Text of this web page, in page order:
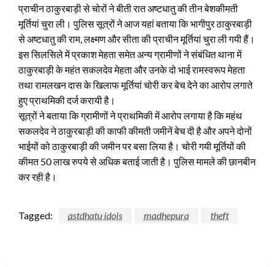
प्राचीन ठाकुरबाड़ी से चोरों ने बीती रात अष्टधातु की तीन बेशकीमती
मूर्तियां चुरा ली। पुलिस सूत्रों ने आज यहां बताया कि भागीपुर ठाकुरबाड़ी
से अष्टधातु की राम, लक्ष्मण और सीता की प्राचीन मूर्तियां चुरा ली गयी हैं।
इस सिलसिले में प्रकाश मेहता समेत अन्य ग्रामीणों ने संबंधित थाना में
ठाकुरबाड़ी के महंत सकलदेव मेहता और उनके दो भाई रामस्वरूप मेहता
तथा रामलखन दास के खिलाफ मूर्तियां चोरी कर बेच देने का आरोप लगाते
हुए प्राथमिकी दर्ज करायी है।
सूत्रों ने बताया कि ग्रामीणों ने प्राथमिकी में आरोप लगाया है कि महंथ
सकलदेव ने ठाकुरबाड़ी की काफी कीमती जमीनें बेच दी है और अपने दोनों
भाईयों को ठाकुरबाड़ी की जमीन पर बसा लिया है। चोरी गयी मूर्तियों की
कीमत 50 लाख रुपये से अधिक बताई जाती है। पुलिस मामले की छानबीन
कर रही है।
Tagged: astdhatu idols madhepura theft